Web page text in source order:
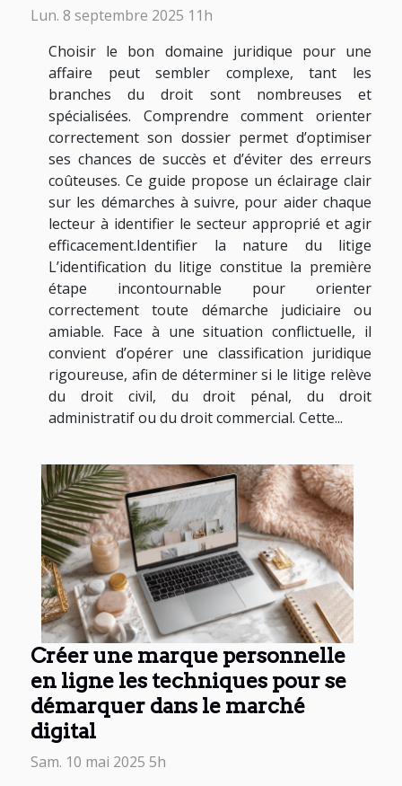
Lun. 8 septembre 2025 11h
Choisir le bon domaine juridique pour une
affaire peut sembler complexe, tant les
branches du droit sont nombreuses et
spécialisées. Comprendre comment orienter
correctement son dossier permet d’optimiser
ses chances de succès et d’éviter des erreurs
coûteuses. Ce guide propose un éclairage clair
sur les démarches à suivre, pour aider chaque
lecteur à identifier le secteur approprié et agir
efficacement.Identifier la nature du litige
L’identification du litige constitue la première
étape incontournable pour orienter
correctement toute démarche judiciaire ou
amiable. Face à une situation conflictuelle, il
convient d’opérer une classification juridique
rigoureuse, afin de déterminer si le litige relève
du droit civil, du droit pénal, du droit
administratif ou du droit commercial. Cette...
Créer une marque personnelle
en ligne les techniques pour se
démarquer dans le marché
digital
Sam. 10 mai 2025 5h